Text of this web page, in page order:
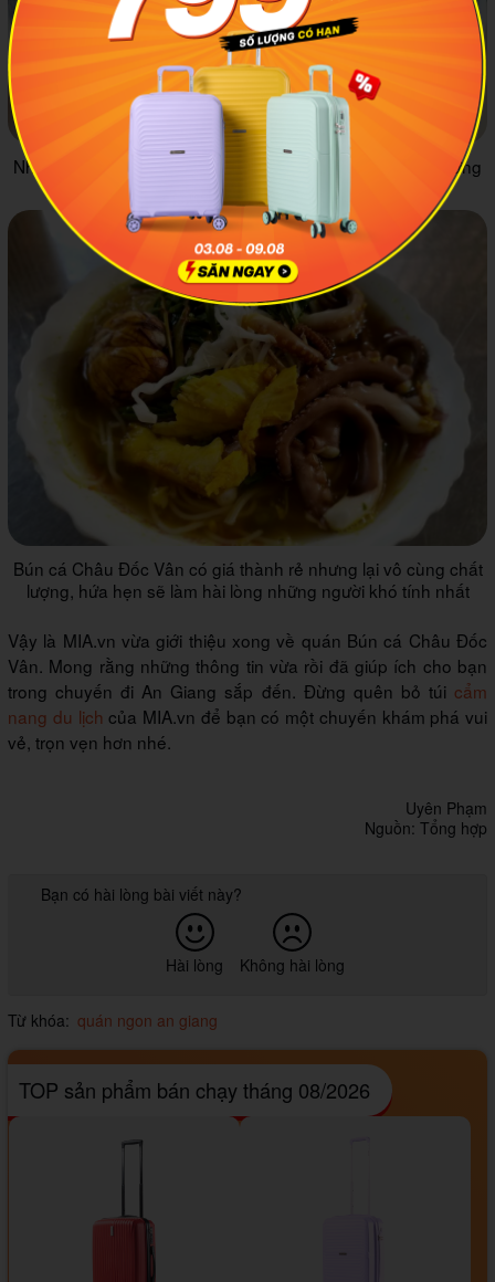
Nhiều người còn thích kết hợp cả hương vị độc đáo của trứng
lộn vào món bún cá này
Bún cá Châu Đốc Vân có giá thành rẻ nhưng lại vô cùng chất
lượng, hứa hẹn sẽ làm hài lòng những người khó tính nhất
Vậy là MIA.vn vừa giới thiệu xong về quán Bún cá Châu Đốc
Vân. Mong rằng những thông tin vừa rồi đã giúp ích cho bạn
trong chuyến đi An Giang sắp đến. Đừng quên bỏ túi cẩm
nang du lịch của MIA.vn để bạn có một chuyến khám phá vui
vẻ, trọn vẹn hơn nhé.
Uyên Phạm
Nguồn: Tổng hợp
Bạn có hài lòng bài viết này?
Hài lòng Không hài lòng
Từ khóa: quán ngon an giang
TOP sản phẩm bán chạy tháng 08/2026